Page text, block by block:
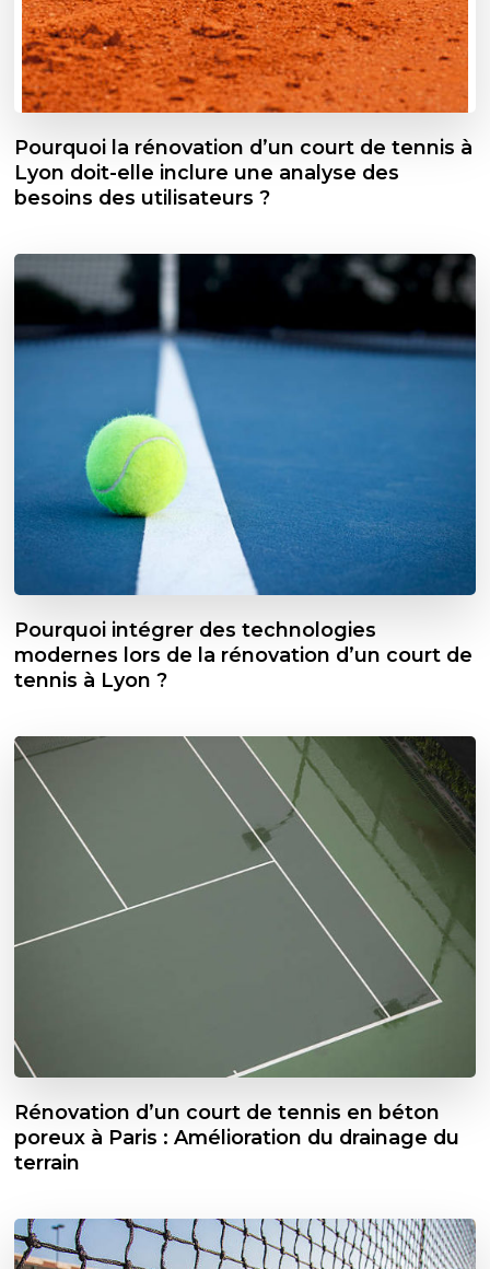
Pourquoi la rénovation d’un court de tennis à
Lyon doit-elle inclure une analyse des
besoins des utilisateurs ?
Pourquoi intégrer des technologies
modernes lors de la rénovation d’un court de
tennis à Lyon ?
Rénovation d’un court de tennis en béton
poreux à Paris : Amélioration du drainage du
terrain